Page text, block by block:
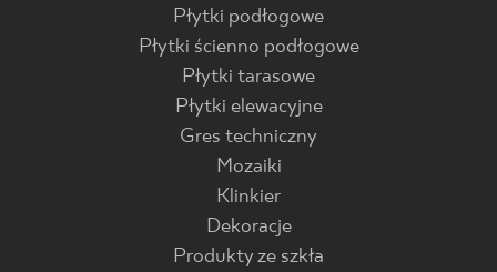
Płytki podłogowe
Płytki ścienno podłogowe
Płytki tarasowe
Płytki elewacyjne
Gres techniczny
Mozaiki
Klinkier
Dekoracje
Produkty ze szkła